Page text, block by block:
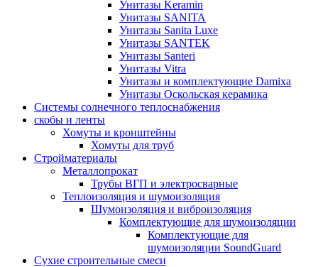
Унитазы Keramin
Унитазы SANITA
Унитазы Sanita Luxe
Унитазы SANTEK
Унитазы Santeri
Унитазы Vitra
Унитазы и комплектующие Damixa
Унитазы Оскольская керамика
Системы солнечного теплоснабжения
скобы и ленты
Хомуты и кронштейны
Хомуты для труб
Стройматериалы
Металлопрокат
Трубы ВГП и электросварные
Теплоизоляция и шумоизоляция
Шумоизоляция и виброизоляция
Комплектующие для шумоизоляции
Комплектующие для
шумоизоляции SoundGuard
Сухие строительные смеси